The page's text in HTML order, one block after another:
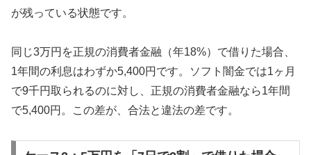
が残っている状態です。
同じ3万円を正規の消費者金融（年18%）で借りた場合、
1年間の利息はわずか5,400円です。ソフト闇金では1ヶ月
で9千円取られるのに対し、正規の消費者金融なら1年間
で5,400円。この差が、合法と違法の差です。